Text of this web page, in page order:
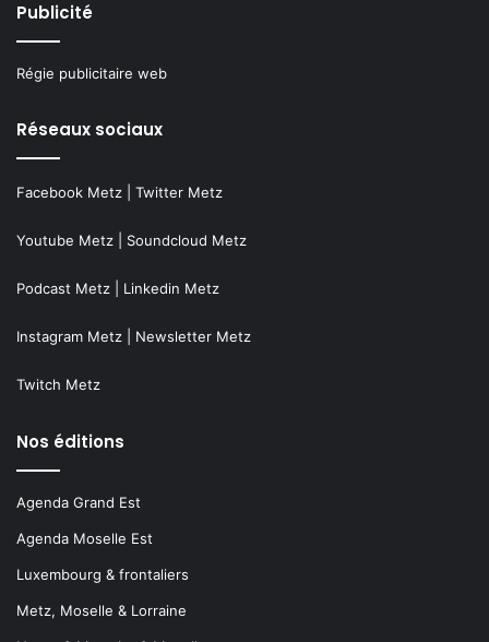
Publicité
Régie publicitaire web
Réseaux sociaux
Facebook Metz Twitter Metz
Youtube Metz Soundcloud Metz
Podcast Metz Linkedin Metz
Instagram Metz Newsletter Metz
Twitch Metz
Nos éditions
Agenda Grand Est
Agenda Moselle Est
Luxembourg & frontaliers
Metz, Moselle & Lorraine